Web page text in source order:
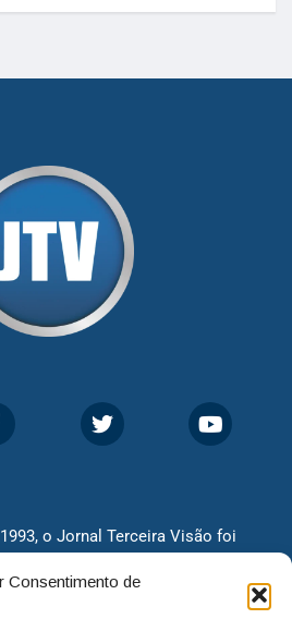
Consentimento de
o Jornal Terceira Visão foi
que naquela época só existiam
30 anos, o jornal continua